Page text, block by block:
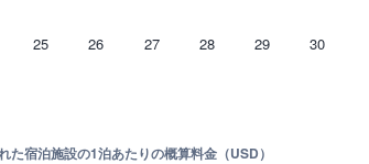
25 26 27 28 29 30
た宿泊施設の1泊あたりの概算料金（USD）